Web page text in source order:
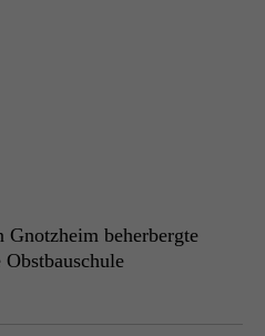
Gnotzheim beherbergte